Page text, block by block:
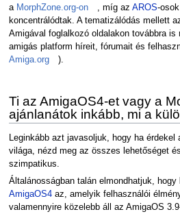
a MorphZone.org-on , míg az AROS-
koncentrálódtak. A tematizálódás mellett
Amigával foglalkozó oldalakon továbbra
amigás platform híreit, fórumait és
Amiga.org
).
Ti az AmigaOS4-et vagy a
ajánlanátok inkább, mi a
Leginkább azt javasoljuk, hogy ha érdekel
világa, nézd meg az összes lehetőséget
szimpatikus.
Általánosságban talán elmondhatjuk,
AmigaOS4az, amelyik felhasználói
valamennyire közelebb áll az AmigaOS